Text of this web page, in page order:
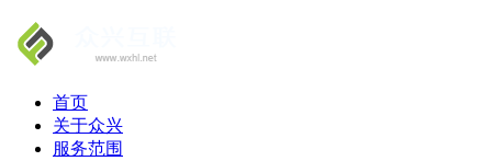
首页
关于众兴
服务范围